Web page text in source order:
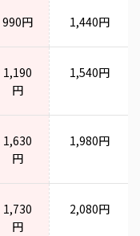
990円 1,440円
1,190
円
1,540円
1,630
円
1,980円
1,730
円
2,080円